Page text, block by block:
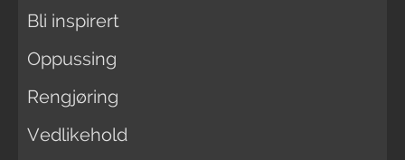
Bli inspirert
Oppussing
Rengjøring
Vedlikehold